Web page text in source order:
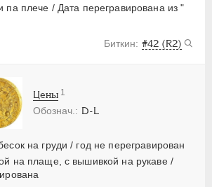
па плече / Дата перегравирована из "
#42 (R2)
D-L
на груди / год не перегравирован
на плаще, с вышивкой на рукаве /
Цены 1